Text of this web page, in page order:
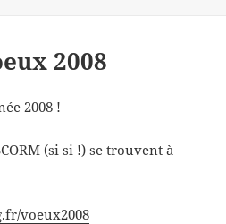
2008
2008 !
(si si !) se trouvent à
voeux2008